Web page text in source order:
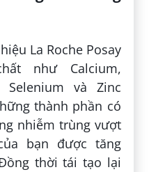
La Roche Posay
như Calcium,
Selenium và Zinc
thành phần có
nhiễm trùng vượt
bạn được tăng
thời tái tạo lại